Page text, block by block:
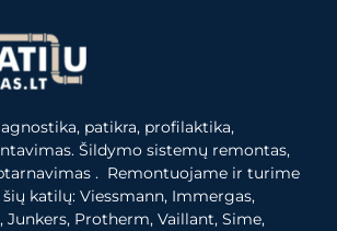
patikra, profilaktika,
Šildymo sistemų remontas,
. Remontuojame ir turime
katilų: Viessmann, Immergas,
Junkers, Protherm, Vaillant, Sime,